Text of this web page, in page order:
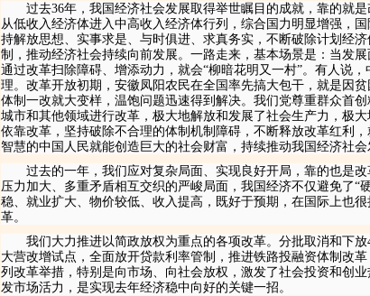
过去36年，我国经济社会发展取得举世瞩目的成就，靠的就
从低收入经济体进入中高收入经济体行列，综合国力明显增强，
持解放思想、实事求是、与时俱进、求真务实，不断破除计划经
制，推动经济社会持续向前发展。一路走来，基本场景是：当发
通过改革扫除障碍、增添动力，就会“柳暗花明又一村”。有人说
理。改革开放初期，安徽凤阳农民在全国率先搞大包干，就是因
体制一改就大变样，温饱问题迅速得到解决。我们党尊重群众首
城市和其他领域进行改革，极大地解放和发展了社会生产力，极
依靠改革，坚持破除不合理的体制机制障碍，不断释放改革红利
智慧的中国人民就能创造巨大的社会财富，持续推动我国经济社会
过去的一年，我们应对复杂局面、实现良好开局，靠的也是
压力加大、多重矛盾相互交织的严峻局面，我国经济不仅避免了“
稳、就业扩大、物价较低、收入提高，既好于预期，在国际上也
革。
我们大力推进以简政放权为重点的各项改革。分批取消和下放
大营改增试点，全面放开贷款利率管制，推进铁路投融资体制改
列改革举措，特别是向市场、向社会放权，激发了社会投资和创
发市场活力，是实现去年经济稳中向好的关键一招。